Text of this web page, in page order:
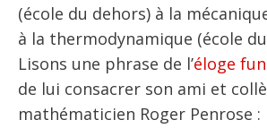
(école du dehors) à la
à la thermodynamique (école
Lisons une phrase de l’éloge
de lui consacrer son ami et
mathématicien Roger Penrose :